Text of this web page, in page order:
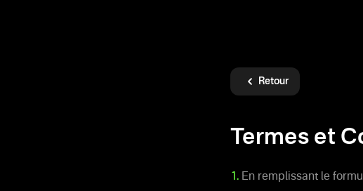
Retour
Termes et
1. En remplissant le